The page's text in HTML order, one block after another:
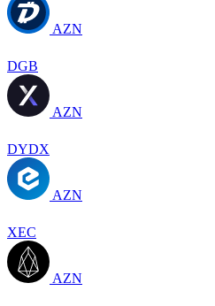
AZN
DGB
AZN
DYDX
AZN
XEC
AZN